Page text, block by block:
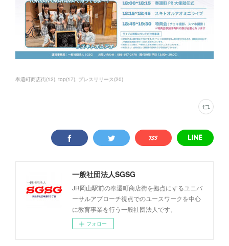
奉還町商店街(12) top(17) プレスリリース(20)
一般社団法人SGSG
JR岡山駅前の奉還町商店街を拠点にするユニバ
ーサルアプローチ視点でのユースワークを中心
に教育事業を行う一般社団法人です。
フォロー